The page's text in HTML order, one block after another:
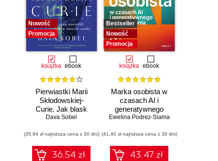
Nowość
Promocja
książka ebook
Pierwiastki Marii
Skłodowskiej-
Curie. Jak blask
radu oświetlił drogę
świecie nauki
Dava Sobel
(35,94 zł najniższa cena z 30 dni)
36.54 zł
Bestseller
Nowość
Promocja
książka ebook
Marka osobista w
czasach AI i
generatywnego
wyszukiwania
Ewelina Podrez-Siama
(41,40 zł najniższa cena z 30 dni)
43.47 zł